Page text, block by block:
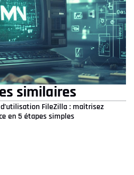
similaires
FileZilla : maîtrisez
en 5 étapes simples